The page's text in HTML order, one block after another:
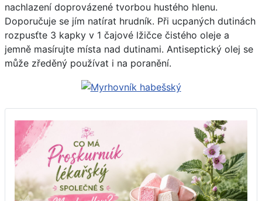
nachlazení doprovázené tvorbou hustého hlenu.
Doporučuje se jím natírat hrudník. Při ucpaných dutinách
rozpusťte 3 kapky v 1 čajové lžičce čistého oleje a
jemně masírujte místa nad dutinami. Antiseptický olej se
může zředěný používat i na poranění.